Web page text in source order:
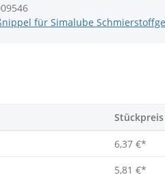
für Simalube
6,37 €*
5,81 €*